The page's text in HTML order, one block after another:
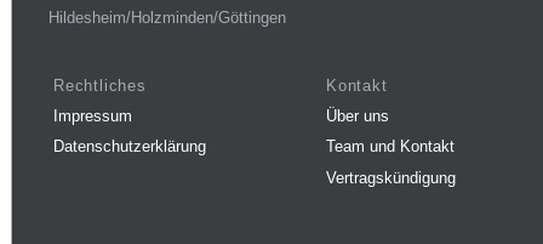
Hildesheim/Holzminden/Göttingen
Rechtliches
Impressum
Datenschutzerklärung
Kontakt
Über uns
Team und Kontakt
Vertragskündigung